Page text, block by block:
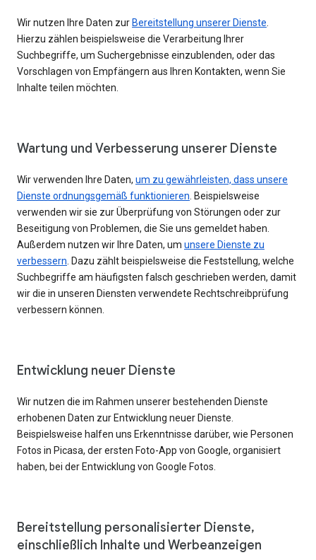
Wir nutzen Ihre Daten zur Bereitstellung unserer Dienste
Hierzu zählen beispielsweise die Verarbeitung Ihrer
Suchbegriffe, um Suchergebnisse einzublenden, oder das
Vorschlagen von Empfängern aus Ihren Kontakten, wenn Sie
Inhalte teilen möchten.
Wartung und Verbesserung unserer Dienste
Wir verwenden Ihre Daten, um zu gewährleisten, dass unsere
Dienste ordnungsgemäß funktionieren . Beispielsweise
verwenden wir sie zur Überprüfung von Störungen oder zur
Beseitigung von Problemen, die Sie uns gemeldet haben.
Außerdem nutzen wir Ihre Daten, um unsere Dienste zu
verbessern . Dazu zählt beispielsweise die Feststellung, welche
Suchbegriffe am häufigsten falsch geschrieben werden, damit
wir die in unseren Diensten verwendete Rechtschreibprüfung
verbessern können.
Entwicklung neuer Dienste
Wir nutzen die im Rahmen unserer bestehenden Dienste
erhobenen Daten zur Entwicklung neuer Dienste.
Beispielsweise halfen uns Erkenntnisse darüber, wie Personen
Fotos in Picasa, der ersten Foto-App von Google, organisiert
haben, bei der Entwicklung von Google Fotos.
Bereitstellung personalisierter Dienste,
einschließlich Inhalte und Werbeanzeigen